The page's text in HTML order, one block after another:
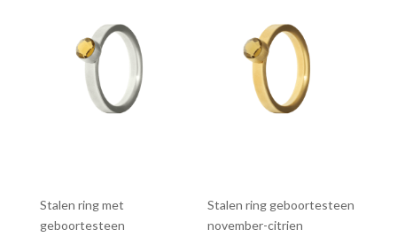
Stalen ring met
geboortesteen
Stalen ring geboortesteen
november-citrien